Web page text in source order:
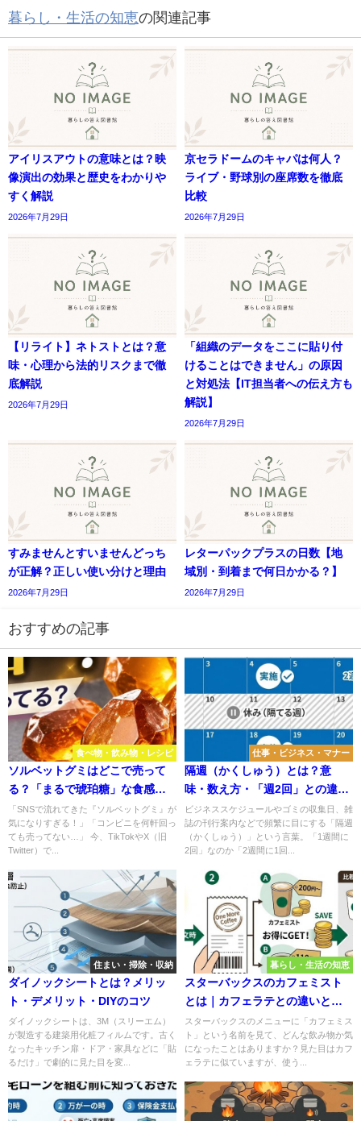
暮らし・生活の知恵の関連記事
アイリスアウトの意味とは？映
像演出の効果と歴史をわかりや
すく解説
2026年7月29日
京セラドームのキャパは何人？
ライブ・野球別の座席数を徹底
比較
2026年7月29日
【リライト】ネトストとは？意
味・心理から法的リスクまで徹
底解説
2026年7月29日
「組織のデータをここに貼り付
けることはできません」の原因
と対処法【IT担当者への伝え方も
解説】
2026年7月29日
すみませんとすいませんどっち
が正解？正しい使い分けと理由
2026年7月29日
レターパックプラスの日数【地
域別・到着まで何日かかる？】
2026年7月29日
おすすめの記事
食べ物・飲み物・レシピ
ソルベットグミはどこで売って
る？「まるで琥珀糖」な食感の
正体と販売店を徹底調査
「SNSで流れてきた『ソルベットグミ』が
気になりすぎる！」「コンビニを何軒回っ
ても売ってない…」 今、TikTokやX（旧
Twitter）で...
仕事・ビジネス・マナー
隔週（かくしゅう）とは？意
味・数え方・「週2回」との違い
をプロが徹底解説
ビジネススケジュールやゴミの収集日、雑
誌の刊行案内などで頻繁に目にする「隔週
（かくしゅう）」という言葉。「1週間に
2回」なのか「2週間に1回...
住まい・掃除・収納
ダイノックシートとは？メリッ
ト・デメリット・DIYのコツ
ダイノックシートは、3M（スリーエム）
が製造する建築用化粧フィルムです。古く
なったキッチン扉・ドア・家具などに「貼
るだけ」で劇的に見た目を変...
暮らし・生活の知恵
スターバックスのカフェミスト
とは｜カフェラテとの違いと注
文のポイント
スターバックスのメニューに「カフェミス
ト」という名前を見て、どんな飲み物か気
になったことはありますか？見た目はカフ
ェラテに似ていますが、使う...